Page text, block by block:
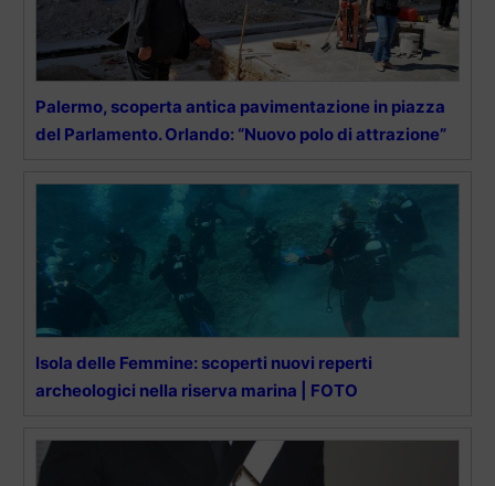
Palermo, scoperta antica pavimentazione in piazza
del Parlamento. Orlando: “Nuovo polo di attrazione”
Isola delle Femmine: scoperti nuovi reperti
archeologici nella riserva marina | FOTO